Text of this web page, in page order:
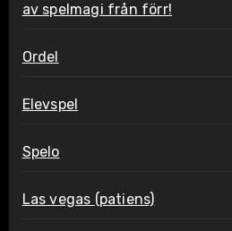
av spelmagi från förr!
Ordel
Elevspel
Spelo
Las vegas (patiens)